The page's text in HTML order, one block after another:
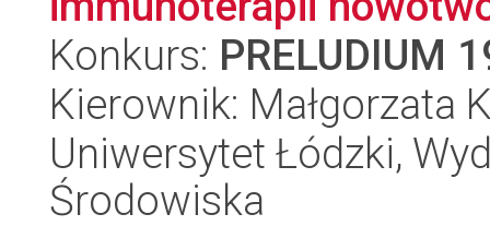
Konkurs: PRELUDIUM
Kierownik: Małgorzata
Uniwersytet Łódzki,
Środowiska